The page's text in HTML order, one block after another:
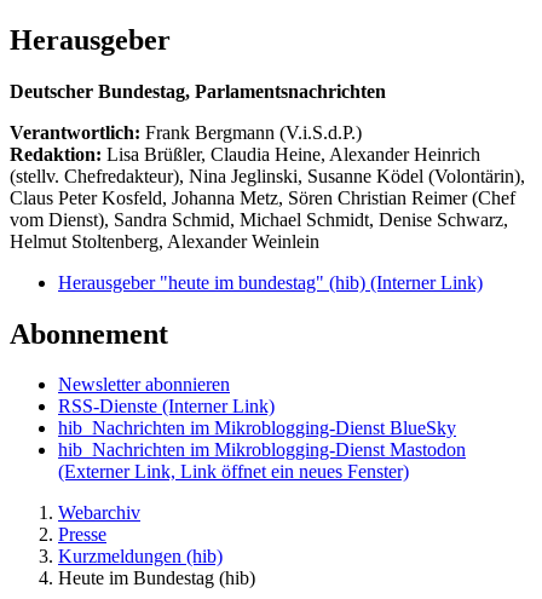
Herausgeber
Deutscher Bundestag, Parlamentsnachrichten
Verantwortlich: Frank Bergmann (V.i.S.d.P.)
Redaktion: Lisa Brüßler, Claudia Heine, Alexander Heinrich
(stellv. Chefredakteur), Nina Jeglinski, Susanne Ködel (Volontärin),
Claus Peter Kosfeld, Johanna Metz, Sören Christian Reimer (Chef
vom Dienst), Sandra Schmid, Michael Schmidt, Denise Schwarz,
Helmut Stoltenberg, Alexander Weinlein
Herausgeber "heute im bundestag" (hib) (Interner Link)
Abonnement
Newsletter abonnieren
RSS-Dienste (Interner Link)
hib_Nachrichten im Mikroblogging-Dienst BlueSky
hib_Nachrichten im Mikroblogging-Dienst Mastodon
(Externer Link, Link öffnet ein neues Fenster)
Webarchiv
Presse
Kurzmeldungen (hib)
Heute im Bundestag (hib)